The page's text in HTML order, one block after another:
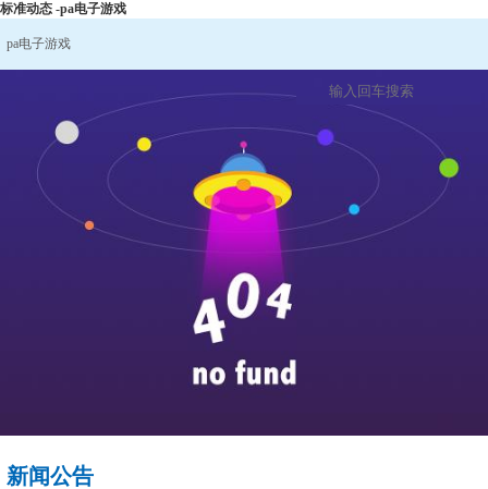
标准动态 -pa电子游戏
pa电子游戏
新闻公告